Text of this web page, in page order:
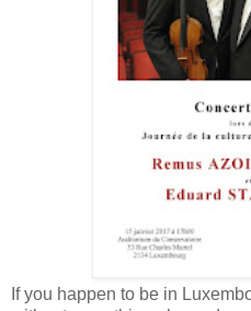
If you happen to be in